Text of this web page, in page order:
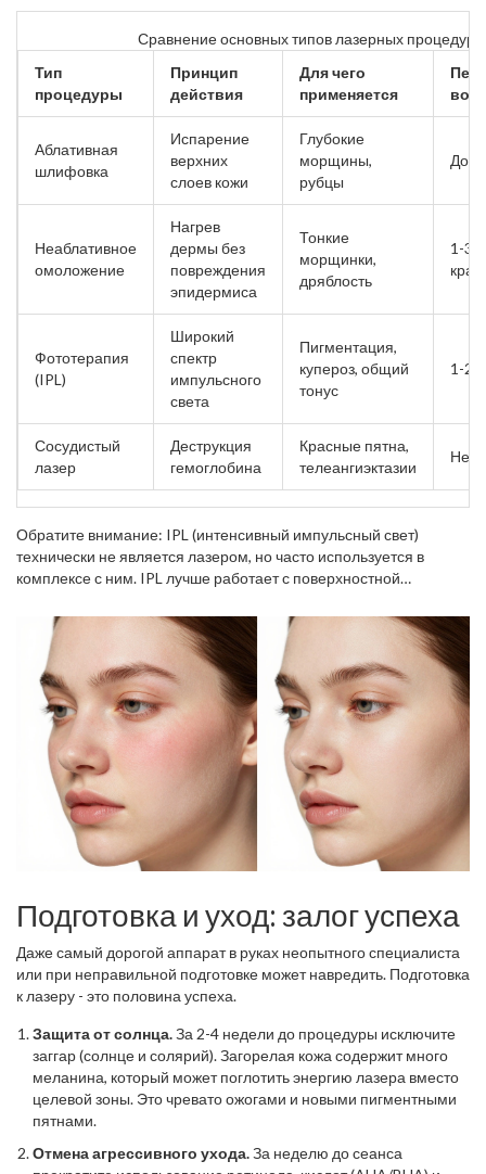
Сравнение основных типов лазерных процедур
Тип
процедуры
Принцип
действия
Для чего
применяется
Аблативная
шлифовка
Испарение
верхних
слоев кожи
Глубокие
морщины,
рубцы
До
Неаблативное
омоложение
Нагрев
дермы без
повреждения
эпидермиса
Тонкие
морщинки,
дряблость
1-3
Фототерапия
(IPL)
Широкий
спектр
импульсного
света
Пигментация,
купероз, общий
тонус
1-2
Сосудистый
лазер
Деструкция
гемоглобина
Красные пятна,
телеангиэктазии
Обратите внимание: IPL (интенсивный импульсный свет)
технически не является лазером, но часто используется в
комплексе с ним. IPL лучше работает с поверхностной
дает более глубокий структурный эффект.
Подготовка и уход: залог успеха
Даже самый дорогой аппарат в руках неопытного специалиста
или при неправильной подготовке может навредить. Подготовка
к лазеру - это половина успеха.
Защита от солнца.За 2-4 недели до процедуры исключите
заггар (солнце и солярий). Загорелая кожа содержит много
меланина, который может поглотить энергию лазера вместо
целевой зоны. Это чревато ожогами и новыми пигментными
пятнами.
Отмена агрессивного ухода.За неделю до сеанса